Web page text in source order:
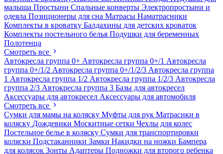
малыша Простыни Спальные конверты Электропростыни и
одеяла Позиционеры для сна Матрасы Наматрасники
Комплекты в кроватку Балдахины для детских кроваток
Комплекты постельного белья Подушки для беременных
Полотенца
Смотреть все
Автокресла группа 0+ Автокресла группа 0+/1 Автокресла
группа 0+/1/2 Автокресла группа 0+/1/2/3 Автокресла группа
1 Автокресла группа 1/2 Автокресла группа 1/2/3 Автокресла
группа 2/3 Автокресла группа 3 Базы для автокресел
Аксессуары для автокресел Аксессуары для автомобиля
Смотреть все
Сумки для мамы на коляску Муфты для рук Матрасики в
коляску Дождевики Москитные сетки Чехлы для колес
Постельное белье в коляску Сумки для транспортировки
коляски Подстаканники Замки Накидки на ножки Бампера
для колясок Зонты Адаптеры Подножки для второго ребенка